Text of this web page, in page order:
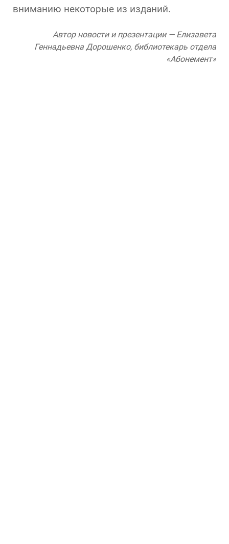
вниманию некоторые из изданий.
Автор новости и презентации — Елизавета
Геннадьевна Дорошенко, библиотекарь отдела
«Абонемент»